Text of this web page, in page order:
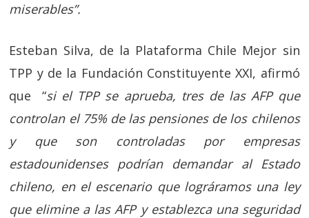
miserables”.
Esteban Silva, de la Plataforma Chile Mejor sin
TPP y de la Fundación Constituyente XXI, afirmó
que “si el TPP se aprueba, tres de las AFP que
controlan el 75% de las pensiones de los chilenos
y que son controladas por empresas
estadounidenses podrían demandar al Estado
chileno, en el escenario que lográramos una ley
que elimine a las AFP y establezca una seguridad